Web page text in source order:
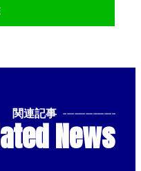
関連記事 --------------
News